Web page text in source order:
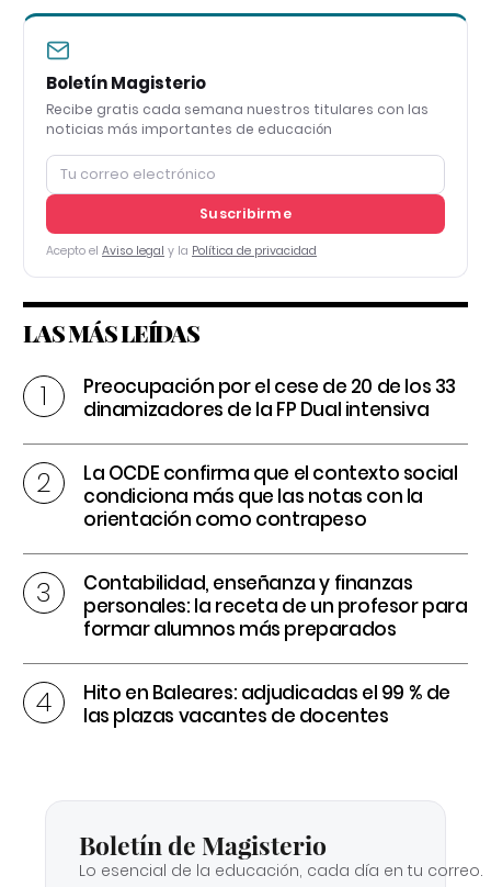
Boletín Magisterio
Recibe gratis cada semana nuestros titulares con las
noticias más importantes de educación
Suscribirme
Acepto el Aviso legal y la Política de privacidad
LAS MÁS LEÍDAS
Preocupación por el cese de 20 de los 33
dinamizadores de la FP Dual intensiva
La OCDE confirma que el contexto social
condiciona más que las notas con la
orientación como contrapeso
Contabilidad, enseñanza y finanzas
personales: la receta de un profesor para
formar alumnos más preparados
Hito en Baleares: adjudicadas el 99 % de
las plazas vacantes de docentes
Boletín de Magisterio
Lo esencial de la educación, cada día en tu correo.